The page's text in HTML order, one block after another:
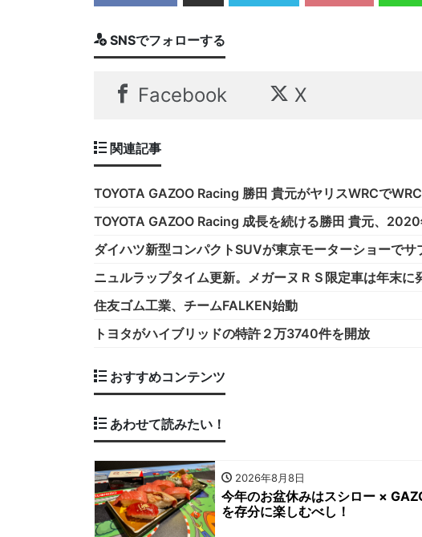
SNSでフォローする
Facebook X
関連記事
TOYOTA GAZOO Racing 勝田 貴元がヤリスWRCで
TOYOTA GAZOO Racing 成長を続ける勝田 貴元、
ダイハツ新型コンパクトSUVが東京モーターショーでサ
ニュルラップタイム更新。メガーヌＲＳ限定車は年末に
住友ゴム工業、チームFALKEN始動
トヨタがハイブリッドの特許２万3740件を開放
おすすめコンテンツ
あわせて読みたい！
2026年8月8日
今年のお盆休みはスシロー ×
を存分に楽しむべし！